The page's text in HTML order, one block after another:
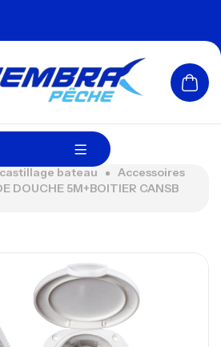
bateau
Accessoires
DOUCHE 5M+BOITIER CANSB